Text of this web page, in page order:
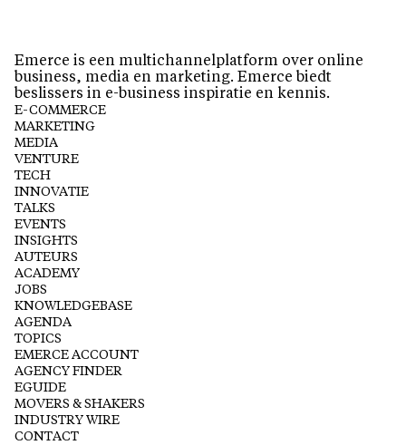
Emerce is een multichannelplatform over online
business, media en marketing. Emerce biedt
beslissers in e-business inspiratie en kennis.
E-COMMERCE
MARKETING
MEDIA
VENTURE
TECH
INNOVATIE
TALKS
EVENTS
INSIGHTS
AUTEURS
ACADEMY
JOBS
KNOWLEDGEBASE
AGENDA
TOPICS
EMERCE ACCOUNT
AGENCY FINDER
EGUIDE
MOVERS & SHAKERS
INDUSTRY WIRE
CONTACT